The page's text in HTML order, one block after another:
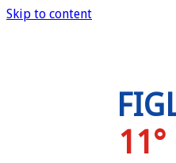
Skip to content